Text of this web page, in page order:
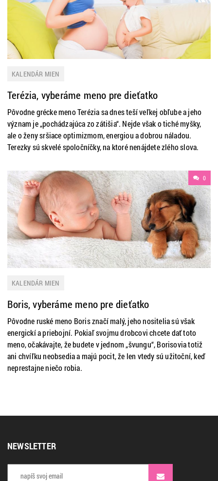
KALENDÁR MIEN
Terézia, vyberáme meno pre dieťatko
Pôvodne grécke meno Terézia sa dnes teší veľkej obľube a jeho
význam je „pochádzajúca zo zátišia“. Nejde však o tiché myšky,
ale o ženy sršiace optimizmom, energiou a dobrou náladou.
Terezky sú skvelé spoločníčky, na ktoré nenájdete zlého slova.
0
KALENDÁR MIEN
Boris, vyberáme meno pre dieťatko
Pôvodne ruské meno Boris značí malý, jeho nositelia sú však
energickí a priebojní. Pokiaľ svojmu drobcovi chcete dať toto
meno, očakávajte, že budete v jednom „švungu“, Borisovia totiž
ani chvíľku neobsedia a majú pocit, že len vtedy sú užitoční, keď
neprestajne niečo robia.
NEWSLETTER